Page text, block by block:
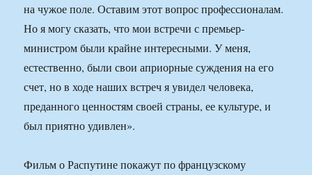
на чужое поле. Оставим этот вопрос профессионалам.
Но я могу сказать, что мои встречи с премьер-
министром были крайне интересными. У меня,
естественно, были свои априорные суждения на его
счет, но в ходе наших встреч я увидел человека,
преданного ценностям своей страны, ее культуре, и
был приятно удивлен».
Фильм о Распутине покажут по французскому